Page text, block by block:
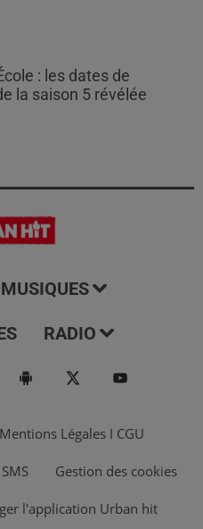
: les dates de
la saison 5 révélée
MUSIQUES
RADIO
Mentions Légales I CGU
Gestion des cookies
l'application Urban hit